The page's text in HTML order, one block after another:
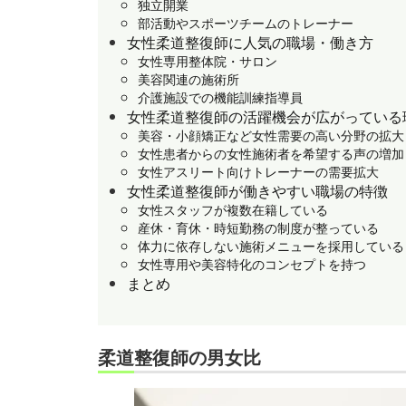
独立開業
部活動やスポーツチームのトレーナー
女性柔道整復師に人気の職場・働き方
女性専用整体院・サロン
美容関連の施術所
介護施設での機能訓練指導員
女性柔道整復師の活躍機会が広がってい
美容・小顔矯正など女性需要の高い分野の拡大
女性患者からの女性施術者を希望する声の増加
女性アスリート向けトレーナーの需要拡大
女性柔道整復師が働きやすい職場の特徴
女性スタッフが複数在籍している
産休・育休・時短勤務の制度が整っている
体力に依存しない施術メニューを採用している
女性専用や美容特化のコンセプトを持つ
まとめ
柔道整復師の男女比